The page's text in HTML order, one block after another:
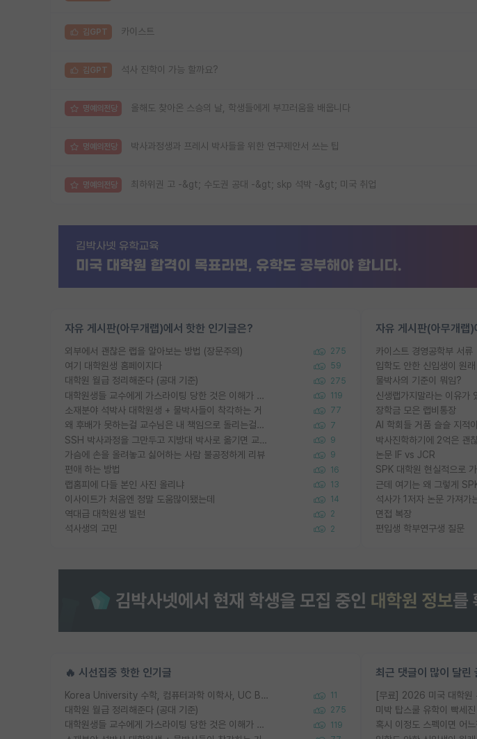
김GPT 카이스트
김GPT 석사 진학이 가능 할까요?
명예의전당 올해도 찾아온 스승의 날, 학생들에게 부끄러움을 배웁니다
명예의전당 박사과정생과 프레시 박사들을 위한 연구제안서 쓰는 팁
명예의전당 최하위권 고 -&gt; 수도권 공대 -&gt; skp 석박 -&gt; 미국 취업
자유 게시판(아무개랩)에서 핫한 인기글은?
외부에서 괜찮은 랩을 알아보는 방법 (장문주의) 275
여기 대학원생 홈페이지다 59
대학원 월급 정리해준다 (공대 기준) 275
대학원생들 교수에게 가스라이팅 당한 것은 이해가 갑니다. 안타깝네요. 119
소재분야 석박사 대학원생 + 물박사들이 착각하는 거 77
왜 후배가 못하는걸 교수님은 내 책임으로 돌리는걸까요? 7
SSH 박사과정을 그만두고 지방대 박사로 옮기면 교수의 꿈은 끝일까요? 9
가슴에 손을 올려놓고 싫어하는 사람 불공정하게 리뷰 9
편애 하는 방법 16
랩홈피에 다들 본인 사진 올리냐 13
이사이트가 처음엔 정말 도움많이됐는데 14
역대급 대학원생 빌런 2
석사생의 고민 2
자유 게시판(아무개랩
카이스트 경영공학부 서류
입학도 안한 신입생이 원
물박사의 기준이 뭐임?
신생랩가지말라는 이유가
장학금 모은 랩비통장
AI 학회들 거품 슬슬 지적
논문 IF vs JCR
SPK 대학원 현실적으로
근데 여기는 왜 그렇게
석사가 1저자 논문 가져가
면접 복장
편입생 학부연구생 질문
🔥 시선집중 핫한 인기글
Korea University 수학, 컴퓨터과학 이학사, UC Berkeley 산업공학 대학원 공학박사가 되는 것은 쉽지 않겠죠? 11
대학원 월급 정리해준다 (공대 기준) 275
대학원생들 교수에게 가스라이팅 당한 것은 이해가 갑니다. 안타깝네요. 119
최근 댓글이 많이 달린
미박 탑스쿨 유학이 빡세
혹시 이정도 스펙이면 어